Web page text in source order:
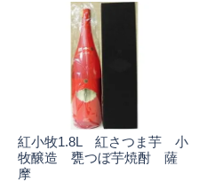
紅小牧1.8L 紅さつま芋 小
牧醸造 甕つぼ芋焼酎 薩
摩